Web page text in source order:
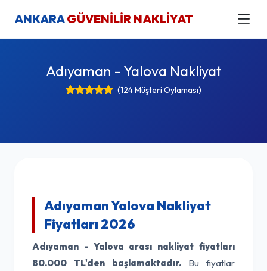
ANKARAGÜVENİLİR NAKLİYAT
Adıyaman - Yalova Nakliyat
(124 Müşteri Oylaması)
Adıyaman Yalova Nakliyat
Fiyatları 2026
Adıyaman - Yalova arası nakliyat fiyatları
80.000 TL'den başlamaktadır. Bu fiyatlar